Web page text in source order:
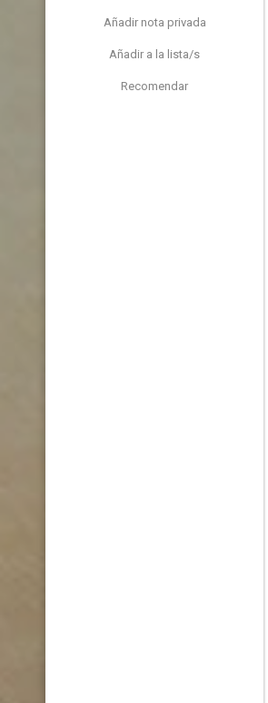
Añadir nota privada
Añadir a la lista/s
Recomendar